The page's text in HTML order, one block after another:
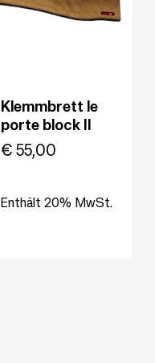
Klemmbrett le
porte block II
€ 55,00
Enthält 20% MwSt.